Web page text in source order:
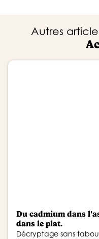
Autres
Du cadmium dans
dans le plat.
Décryptage sans